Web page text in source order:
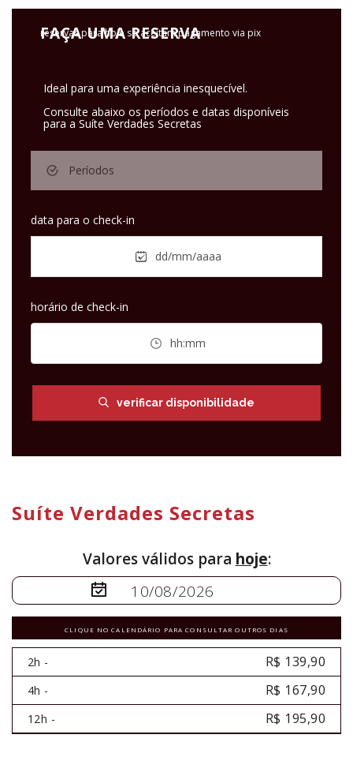
FAÇA UMA RESERVA
reservas para hoje só aceitam pagamento via pix
Ideal para uma experiência inesquecível.
Consulte abaixo os períodos e datas disponíveis
para a Suíte Verdades Secretas
Períodos
data para o check-in
dd/mm/aaaa
horário de check-in
hh:mm
verificar disponibilidade
Suíte Verdades Secretas
Valores válidos para hoje:
CLIQUE NO CALENDÁRIO PARA CONSULTAR OUTROS DIAS
2h - R$ 139,90
4h - R$ 167,90
12h - R$ 195,90